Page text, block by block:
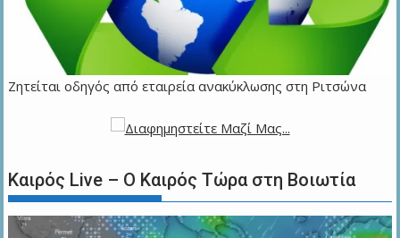
Ζητείται οδηγός από εταιρεία ανακύκλωσης στη Ριτσώνα
Καιρός Live – Ο Καιρός Τώρα στη Βοιωτία